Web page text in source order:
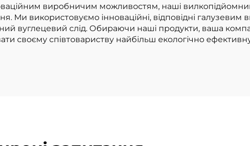
виробничим можливостям, наші
використовуємо інноваційні, відповідні галузевим
вуглецевий слід. Обираючи наші продукти, ваша
своєму співтовариству найбільш екологічно